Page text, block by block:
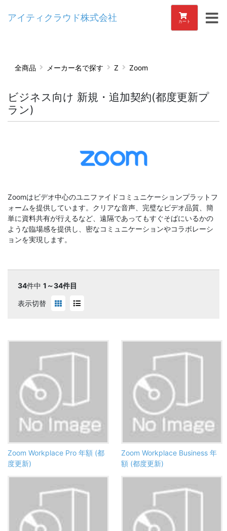
アイティクラウド株式会社 カート
全商品 メーカー名で探す Z Zoom
ビジネス向け 新規・追加契約(都度更新プ
ラン)
Zoomはビデオ中心のユニファイドコミュニケーションプラットフ
ォームを提供しています。クリアな音声、完璧なビデオ品質、簡
単に資料共有が行えるなど、遠隔であってもすぐそばにいるかの
ような臨場感を提供し、密なコミュニケーションやコラボレーシ
ョンを実現します。
34件中 1～34件目
表示切替
Zoom Workplace Pro 年額 (都
度更新)
Zoom Workplace Business 年
額 (都度更新)